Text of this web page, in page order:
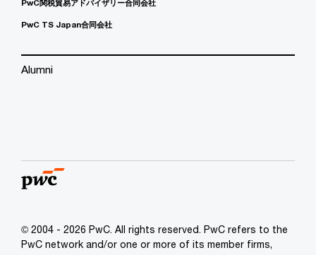
PwC関税貿易アドバイザリー合同会社
PwC TS Japan合同会社
Alumni
© 2004 - 2026 PwC. All rights reserved. PwC refers to the
PwC network and/or one or more of its member firms,